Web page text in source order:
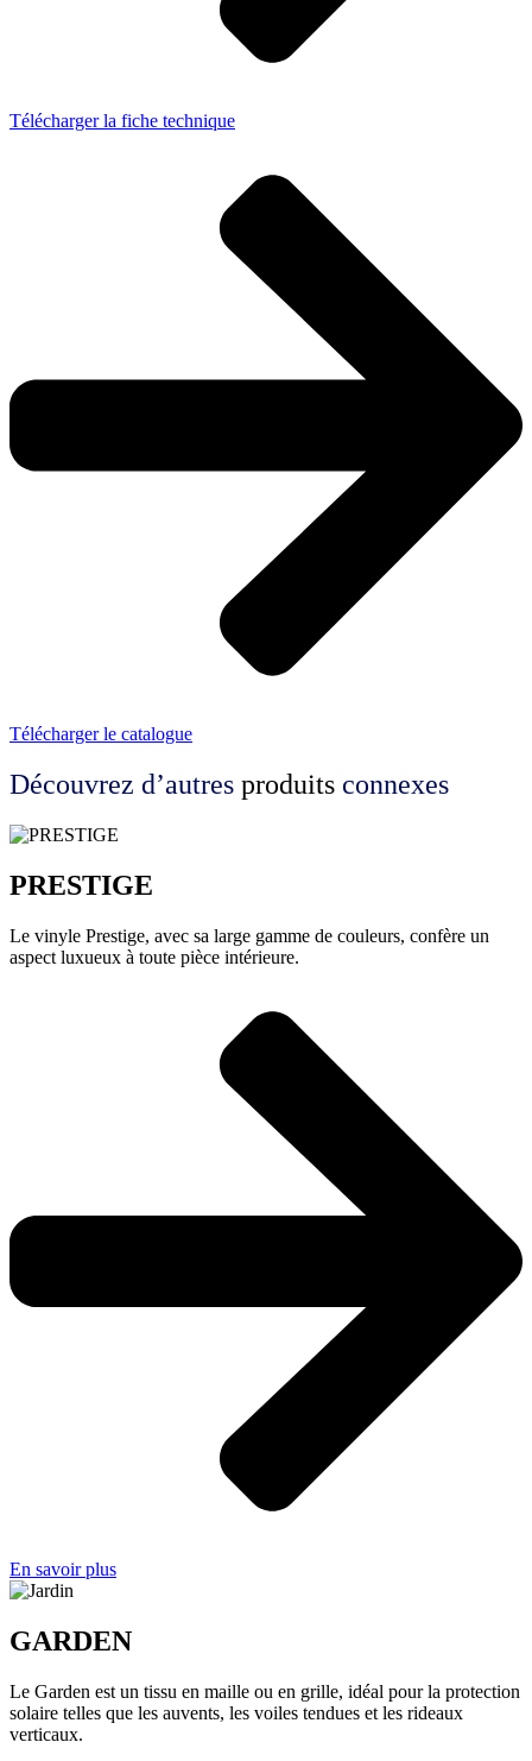
Télécharger la fiche technique
Télécharger le catalogue
Découvrez d’autres produits connexes
PRESTIGE
Le vinyle Prestige, avec sa large gamme de couleurs, confère un
aspect luxueux à toute pièce intérieure.
En savoir plus
GARDEN
Le Garden est un tissu en maille ou en grille, idéal pour la protection
solaire telles que les auvents, les voiles tendues et les rideaux
verticaux.